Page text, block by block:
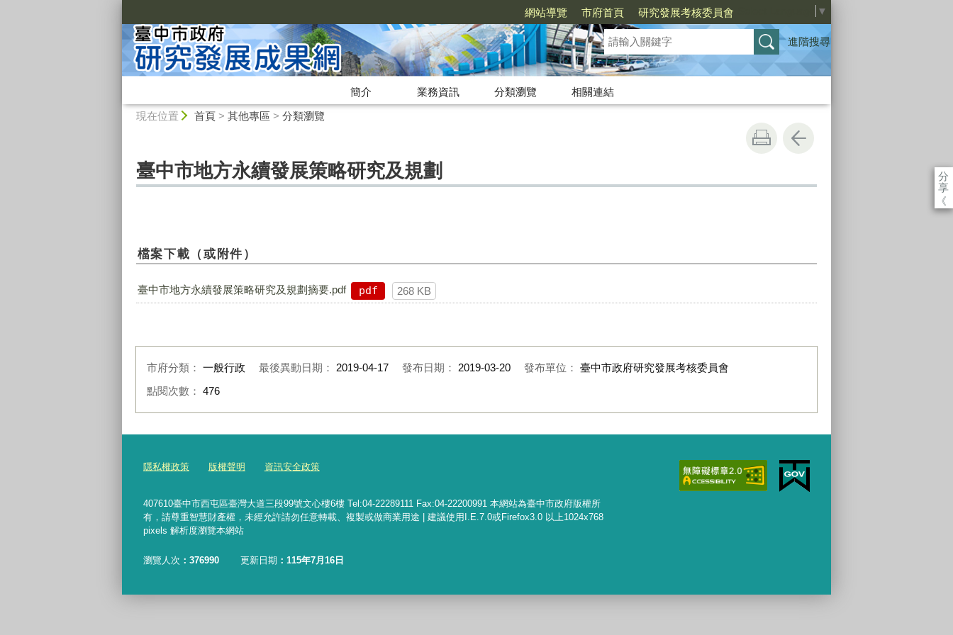
網站導覽 市府首頁 研究發展考核委員會 ▼
進階搜尋
簡介 業務資訊 分類瀏覽
相關連結
現在位置 首頁> 其他專區 > 分類瀏覽
分
享
《
臺中市地方永續發展策略研究及規劃
檔案下載（或附件）
臺中市地方永續發展策略研究及規劃摘要.pdf pdf 268 KB
市府分類： 一般行政 最後異動日期： 2019-04-17 發布日期： 2019-03-20 發布單位： 臺中市政府研究發展考核委員會
點閱次數： 476
隱私權政策 版權聲明 資訊安全政策
407610臺中市西屯區臺灣大道三段99號文心樓6樓 Tel:04-22289111 Fax:04-22200991 本網站為臺中市政府版權所
有，請尊重智慧財產權，未經允許請勿任意轉載、複製或做商業用途 | 建議使用I.E.7.0或Firefox3.0 以上1024x768
pixels 解析度瀏覽本網站
瀏覽人次 376990 更新日期 115年7月16日